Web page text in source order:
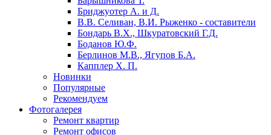
Бриджуотер А. и Д.
В.В. Селиван, В.И. Рыженко - составители
Бондарь В.X., Шкуратовский Г.Д.
Боданов Ю.Ф.
Берлинов М.В., Ягупов Б.А.
Капплер X. П.
Новинки
Популярные
Рекомендуем
Фотогалерея
Ремонт квартир
Ремонт офисов